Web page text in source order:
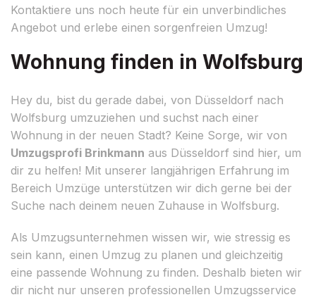
Kontaktiere uns noch heute für ein unverbindliches
Angebot und erlebe einen sorgenfreien Umzug!
Wohnung finden in Wolfsburg
Hey du, bist du gerade dabei, von Düsseldorf nach
Wolfsburg umzuziehen und suchst nach einer
Wohnung in der neuen Stadt? Keine Sorge, wir von
Umzugsprofi Brinkmann aus Düsseldorf sind hier, um
dir zu helfen! Mit unserer langjährigen Erfahrung im
Bereich Umzüge unterstützen wir dich gerne bei der
Suche nach deinem neuen Zuhause in Wolfsburg.
Als Umzugsunternehmen wissen wir, wie stressig es
sein kann, einen Umzug zu planen und gleichzeitig
eine passende Wohnung zu finden. Deshalb bieten wir
dir nicht nur unseren professionellen Umzugsservice